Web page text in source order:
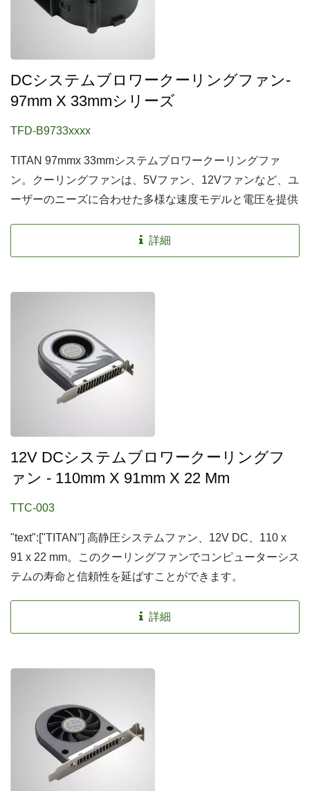
DCシステムブロワークーリングファン-
97mm X 33mmシリーズ
TFD-B9733xxxx
TITAN 97mmx 33mmシステムブロワークーリングファ
ン。クーリングファンは、5Vファン、12Vファンなど、ユ
ーザーのニーズに合わせた多様な速度モデルと電圧を提供
詳細
12V DCシステムブロワークーリングフ
ァン - 110mm X 91mm X 22 Mm
TTC-003
"text":["TITAN"] 高静圧システムファン、12V DC、110 x
91 x 22 mm。このクーリングファンでコンピューターシス
テムの寿命と信頼性を延ばすことができます。
詳細